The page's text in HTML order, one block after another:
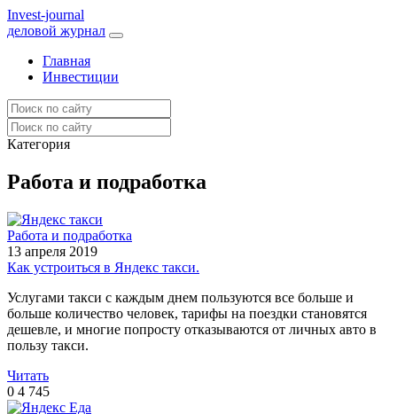
Invest-journal
деловой журнал
Главная
Инвестиции
Категория
Работа и подработка
Работа и подработка
13 апреля 2019
Как устроиться в Яндекс такси.
Услугами такси с каждым днем пользуются все больше и
больше количество человек, тарифы на поездки становятся
дешевле, и многие попросту отказываются от личных авто в
пользу такси.
Читать
0 4 745